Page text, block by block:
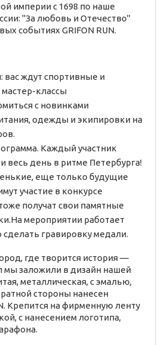
империи с 1698 по наше
"За любовь и Отечество"
событиях GRIFON RUN.
вас ждут спортивные и
классы
с новинками
одежды и экипировки на
Каждый участник
весь день в ритме Петербурга!
еще только будущие
участие в конкурсе
получат свои памятные
мероприятии работает
гравировку медали.
где творится история —
мы заложили в дизайн нашей
металлическая, с эмалью,
стороны нанесен
Крепится на фирменную ленту
с нанесением логотипа,